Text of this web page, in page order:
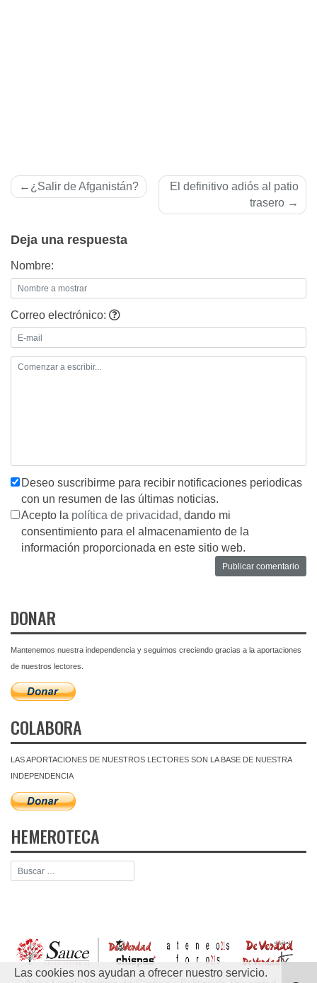
Navegación
¿Salir de Afganistán?
El definitivo adiós al patio
trasero
Deja una respuesta
Nombre:
Correo electrónico:
Deseo suscribirme para recibir notificaciones periodicas
con un resumen de las últimas noticias.
Acepto la política de privacidad, dando mi
consentimiento para el almacenamiento de la
información proporcionada en este sitio web.
DONAR
Mantenemos nuestra independencia y seguimos creciendo gracias a la aportaciones
de nuestros lectores.
COLABORA
LAS APORTACIONES DE NUESTROS LECTORES SON LA BASE DE NUESTRA
INDEPENDENCIA
HEMEROTECA
Las cookies nos ayudan a ofrecer nuestro servicio.